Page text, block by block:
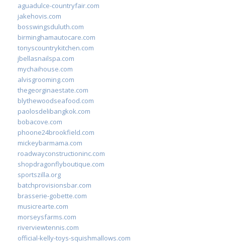
aguadulce-countryfair.com
jakehovis.com
bosswingsduluth.com
birminghamautocare.com
tonyscountrykitchen.com
jbellasnailspa.com
mychaihouse.com
alvisgrooming.com
thegeorginaestate.com
blythewoodseafood.com
paolosdelibangkok.com
bobacove.com
phoone24brookfield.com
mickeybarmama.com
roadwayconstructioninc.com
shopdragonflyboutique.com
sportszilla.org
batchprovisionsbar.com
brasserie-gobette.com
musicrearte.com
morseysfarms.com
riverviewtennis.com
official-kelly-toys-squishmallows.com